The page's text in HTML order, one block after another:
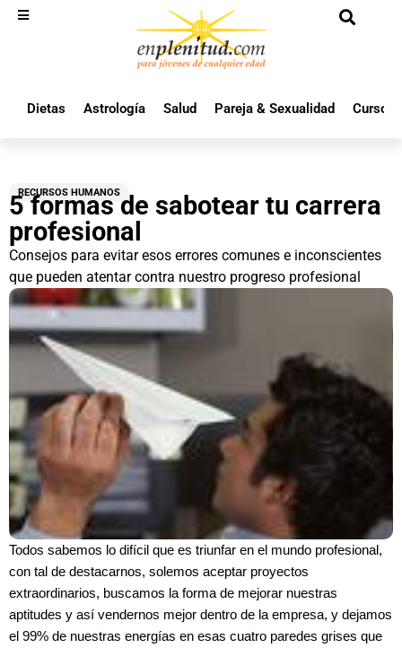
Dietas Astrología Salud Pareja & Sexualidad Cursos
RECURSOS HUMANOS
5 formas de sabotear tu carrera
profesional
Consejos para evitar esos errores comunes e inconscientes
que pueden atentar contra nuestro progreso profesional
Todos sabemos lo difícil que es triunfar en el mundo profesional,
con tal de destacarnos, solemos aceptar proyectos
extraordinarios, buscamos la forma de mejorar nuestras
aptitudes y así vendernos mejor dentro de la empresa, y dejamos
el 99% de nuestras energías en esas cuatro paredes grises que